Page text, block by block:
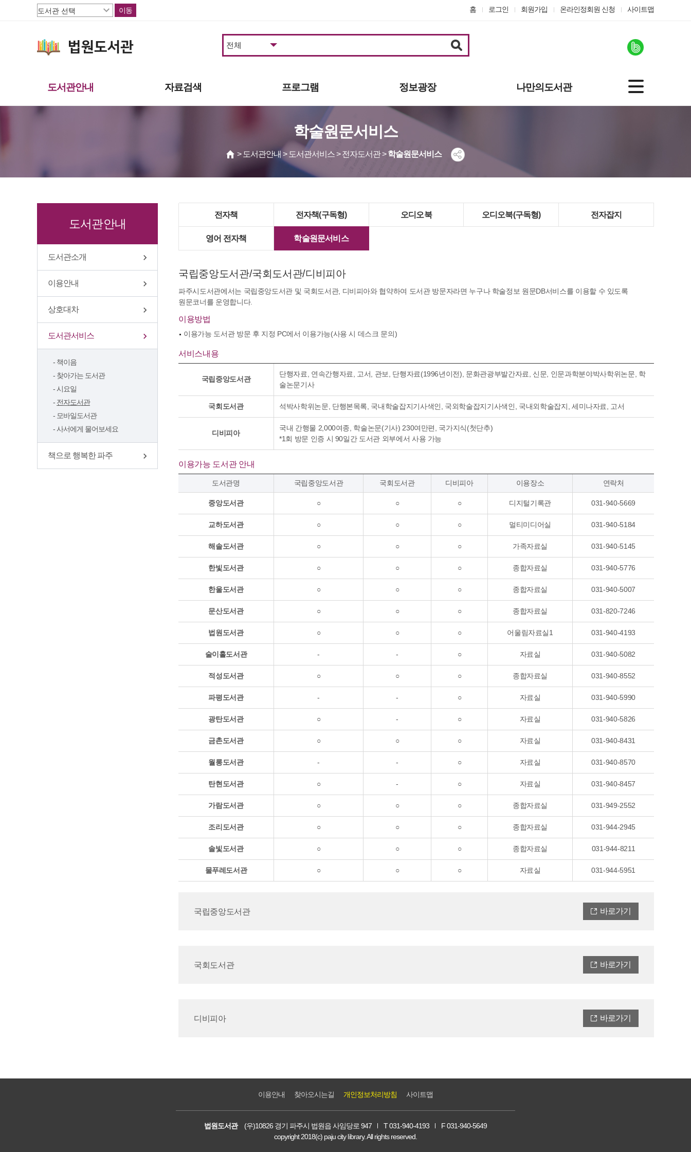
이동 홈 로그인 회원가입 온라인정회원 신청 사이트맵
도서관안내 자료검색
멀티미디어자료
프로그램
프로그램안내/신청
영상콘텐츠
사진갤러리
동아리
정보광장
공지사항
묻고답하기
보도자료
나만의도서관
맞춤도서 서비스
온라인정회원 신청
학술원문서비스
> 도서관안내 > 도서관서비스 > 전자도서관 >학술원문서비스
도서관안내
도서관소개
이용안내
상호대차
도서관서비스
책이음
찾아가는 도서관
시요일
전자도서관
모바일도서관
사서에게 물어보세요
책으로 행복한 파주
전자책 전자책(구독형) 오디오북 오디오북(구독형) 전자잡지
영어 전자책 학술원문서비스
국립중앙도서관/국회도서관/디비피아
파주시도서관에서는 국립중앙도서관 및 국회도서관, 디비피아와 협약하여 도서관 방문자라면 누구나 학술정보 원문DB서비스를 이용할 수 있도록
원문코너를 운영합니다.
이용방법
이용가능 도서관 방문 후 지정 PC에서 이용가능(사용 시 데스크 문의)
서비스내용
국립중앙도서관
단행자료, 연속간행자료, 고서, 관보, 단행자료(1996년이전), 문화관광부발간자료, 신문, 인문과학분야박사학위논문, 학
술논문기사
국회도서관 석박사학위논문, 단행본목록, 국내학술잡지기사색인, 국외학술잡지기사색인, 국내외학술잡지, 세미나자료, 고서
디비피아
국내 간행물 2,000여종, 학술논문(기사) 230여만편, 국가지식(첫단추)
*1회 방문 인증 시 90일간 도서관 외부에서 사용 가능
이용가능 도서관 안내
도서관명 국립중앙도서관 국회도서관 디비피아 이용장소 연락처
중앙도서관 ○ ○ ○ 디지털기록관 031-940-5669
교하도서관 ○ ○ ○ 멀티미디어실 031-940-5184
해솔도서관 ○ ○ ○ 가족자료실 031-940-5145
한빛도서관 ○ ○ ○ 종합자료실 031-940-5776
한울도서관 ○ ○ ○ 종합자료실 031-940-5007
문산도서관 ○ ○ ○ 종합자료실 031-820-7246
법원도서관 ○ ○ ○ 어울림자료실1 031-940-4193
술이홀도서관 - - ○ 자료실 031-940-5082
적성도서관 ○ ○ ○ 종합자료실 031-940-8552
파평도서관 - - ○ 자료실 031-940-5990
광탄도서관 ○ - ○ 자료실 031-940-5826
금촌도서관 ○ ○ ○ 자료실 031-940-8431
월롱도서관 - - ○ 자료실 031-940-8570
탄현도서관 ○ - ○ 자료실 031-940-8457
가람도서관 ○ ○ ○ 종합자료실 031-949-2552
조리도서관 ○ ○ ○ 종합자료실 031-944-2945
솔빛도서관 ○ ○ ○ 종합자료실 031-944-8211
물푸레도서관 ○ ○ ○ 자료실 031-944-5951
국립중앙도서관 바로가기
국회도서관 바로가기
디비피아 바로가기
이용안내 찾아오시는길 개인정보처리방침 사이트맵
법원도서관 (우)10826 경기 파주시 법원읍 사임당로 947 T 031-940-4193
F 031-940-5649
copyright 2018(c) paju city library. All rights reserved.